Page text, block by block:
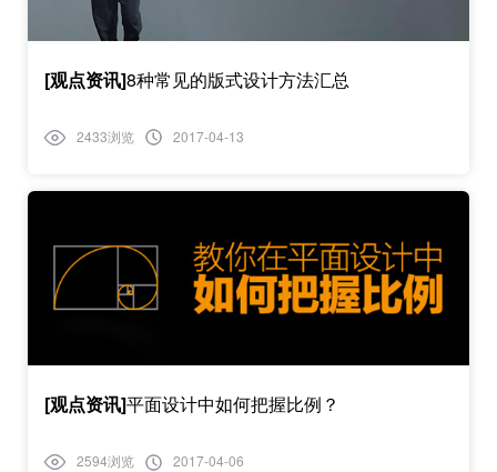
[观点资讯]8种常见的版式设计方法汇总
2433浏览 2017-04-13
[观点资讯]平面设计中如何把握比例？
2594浏览 2017-04-06